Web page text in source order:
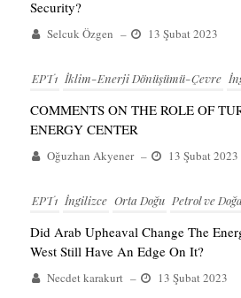
Security?
Selcuk Özgen – 13 Şubat 2023
EPT1 İklim-Enerji Dönüşümü-Çevre
COMMENTS ON THE ROLE OF
ENERGY CENTER
Oğuzhan Akyener – 13 Şubat 2023
EPT1 İngilizce Orta Doğu Petrol ve
Did Arab Upheaval Change The
West Still Have An Edge On It?
Necdet karakurt – 13 Şubat 2023